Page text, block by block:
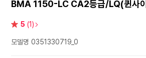
BMA 1150-LC CA2등급/LQ(퀸사
별 5 (1)
모델명 0351330719_0